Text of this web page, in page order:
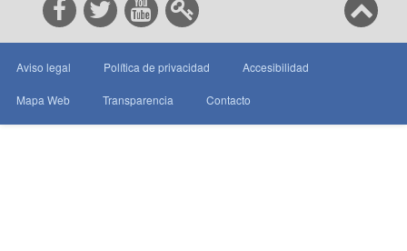
Aviso legal Política de privacidad Accesibilidad
Mapa Web Transparencia Contacto